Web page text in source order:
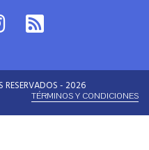
RESERVADOS - 2026
TÉRMINOS Y CONDICIONES